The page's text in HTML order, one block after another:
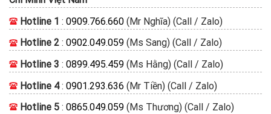
Hotline 1 : 0909.766.660 (Mr Nghĩa) (Call / Zalo)
Hotline 2 : 0902.049.059 (Ms Sang) (Call / Zalo)
Hotline 3 : 0899.495.459 (Ms Hằng) (Call / Zalo)
Hotline 4: 0901.293.636 (Mr Tiền) (Call / Zalo)
Hotline 5 : 0865.049.059 (Ms Thương) (Call / Zalo)